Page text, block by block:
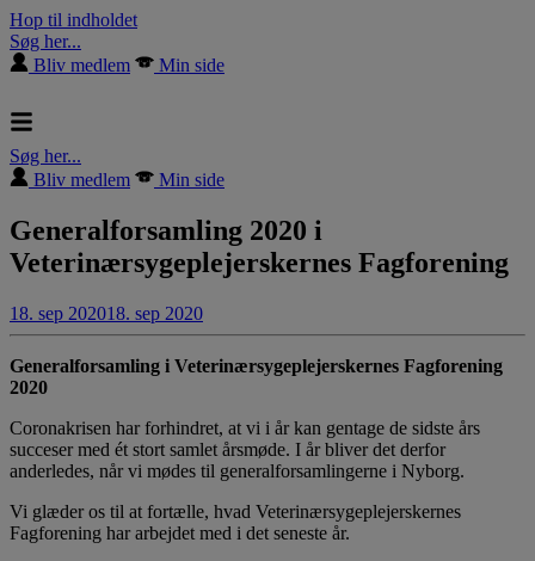
Hop til indholdet
Søg her...
Bliv medlem
Min side
Søg her...
Bliv medlem
Min side
Generalforsamling 2020 i
Veterinærsygeplejerskernes Fagforening
18. sep 202018. sep 2020
Generalforsamling i Veterinærsygeplejerskernes Fagforening
2020
Coronakrisen har forhindret, at vi i år kan gentage de sidste års
succeser med ét stort samlet årsmøde. I år bliver det derfor
anderledes, når vi mødes til generalforsamlingerne i Nyborg.
Vi glæder os til at fortælle, hvad Veterinærsygeplejerskernes
Fagforening har arbejdet med i det seneste år.